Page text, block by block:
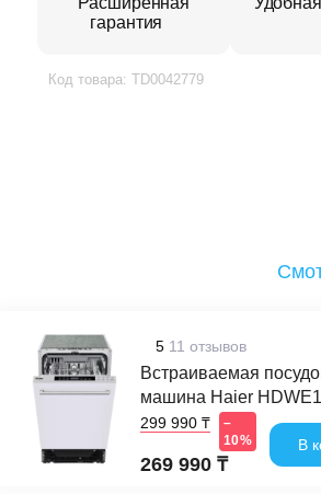
гарантия
Код товара: TD0042779
5 11 отзывов
Встраиваемая
машина Haier
269 990 ₸
299 990 ₸
–
10%
В